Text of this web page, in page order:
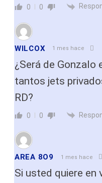
0 0
WILCOX 1 mes hace
¿Será de Gonzalo
tantos jets
RD?
0 0
AREA 8O9 1 mes hace
Si usted quiere en